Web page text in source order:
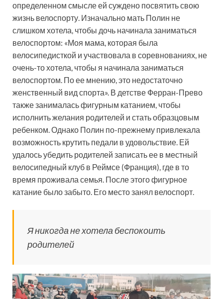
определенном смысле ей суждено посвятить свою
жизнь велоспорту. Изначально мать Полин не
слишком хотела, чтобы дочь начинала заниматься
велоспортом: «Моя мама, которая была
велосипедисткой и участвовала в соревнованиях, не
очень-то хотела, чтобы я начинала заниматься
велоспортом. По ее мнению, это недостаточно
женственный вид спорта». В детстве Ферран-Прево
также занималась фигурным катанием, чтобы
исполнить желания родителей и стать образцовым
ребенком. Однако Полин по-прежнему привлекала
возможность крутить педали в удовольствие. Ей
удалось убедить родителей записать ее в местный
велосипедный клуб в Реймсе (Франция), где в то
время проживала семья. После этого фигурное
катание было забыто. Его место занял велоспорт.
Я никогда не хотела беспокоить
родителей